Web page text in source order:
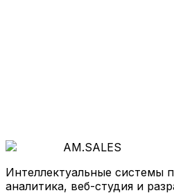
AM.SALES
Интеллектуальные системы
аналитика, веб-студия и